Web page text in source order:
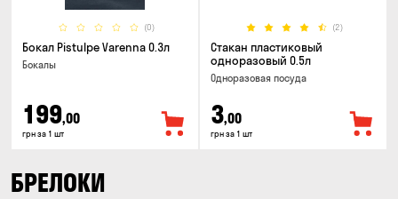
(0)
Бокал Pistulpe Varenna 0.3л
Бокалы
199,00
грн за 1 шт
(2)
Стакан пластиковый
одноразовый 0.5л
Одноразовая посуда
3,00
грн за 1 шт
БРЕЛОКИ